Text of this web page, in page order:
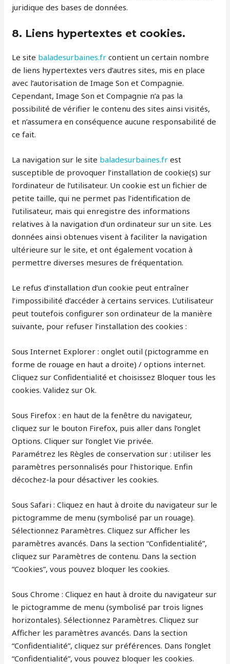
juridique des bases de données.
8. Liens hypertextes et cookies.
Le site baladesurbaines.fr contient un certain nombre
de liens hypertextes vers d’autres sites, mis en place
avec l’autorisation de Image Son et Compagnie.
Cependant, Image Son et Compagnie n’a pas la
possibilité de vérifier le contenu des sites ainsi visités,
et n’assumera en conséquence aucune responsabilité de
ce fait.
La navigation sur le site baladesurbaines.fr est
susceptible de provoquer l’installation de cookie(s) sur
l’ordinateur de l’utilisateur. Un cookie est un fichier de
petite taille, qui ne permet pas l’identification de
l’utilisateur, mais qui enregistre des informations
relatives à la navigation d’un ordinateur sur un site. Les
données ainsi obtenues visent à faciliter la navigation
ultérieure sur le site, et ont également vocation à
permettre diverses mesures de fréquentation.
Le refus d’installation d’un cookie peut entraîner
l’impossibilité d’accéder à certains services. L’utilisateur
peut toutefois configurer son ordinateur de la manière
suivante, pour refuser l’installation des cookies :
Sous Internet Explorer : onglet outil (pictogramme en
forme de rouage en haut a droite) / options internet.
Cliquez sur Confidentialité et choisissez Bloquer tous les
cookies. Validez sur Ok.
Sous Firefox : en haut de la fenêtre du navigateur,
cliquez sur le bouton Firefox, puis aller dans l’onglet
Options. Cliquer sur l’onglet Vie privée.
Paramétrez les Règles de conservation sur : utiliser les
paramètres personnalisés pour l’historique. Enfin
décochez-la pour désactiver les cookies.
Sous Safari : Cliquez en haut à droite du navigateur sur le
pictogramme de menu (symbolisé par un rouage).
Sélectionnez Paramètres. Cliquez sur Afficher les
paramètres avancés. Dans la section “Confidentialité”,
cliquez sur Paramètres de contenu. Dans la section
“Cookies”, vous pouvez bloquer les cookies.
Sous Chrome : Cliquez en haut à droite du navigateur sur
le pictogramme de menu (symbolisé par trois lignes
horizontales). Sélectionnez Paramètres. Cliquez sur
Afficher les paramètres avancés. Dans la section
“Confidentialité”, cliquez sur préférences. Dans l’onglet
“Confidentialité”, vous pouvez bloquer les cookies.